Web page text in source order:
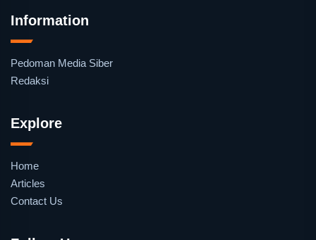
Information
Pedoman Media Siber
Redaksi
Explore
Home
Articles
Contact Us